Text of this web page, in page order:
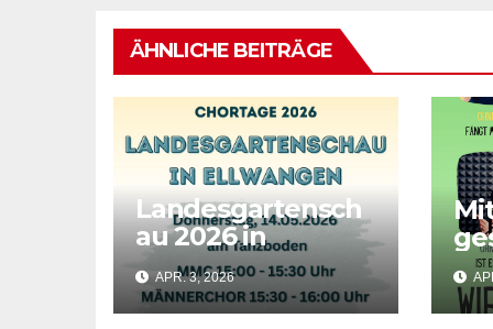
ÄHNLICHE BEITRÄGE
Landesgartensch
au 2026 in
Ellwangen
APR. 3, 2026